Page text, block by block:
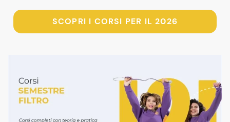
SCOPRI I CORSI PER IL 2026